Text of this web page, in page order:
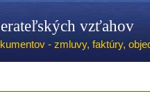
vzťahov
- zmluvy, faktúry,